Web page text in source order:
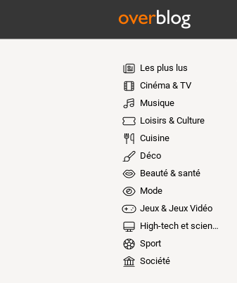
Les plus lus
Cinéma & TV
Musique
Loisirs & Culture
Cuisine
Déco
Beauté & santé
Mode
Jeux & Jeux Vidéo
High-tech et sciences
Sport
Société